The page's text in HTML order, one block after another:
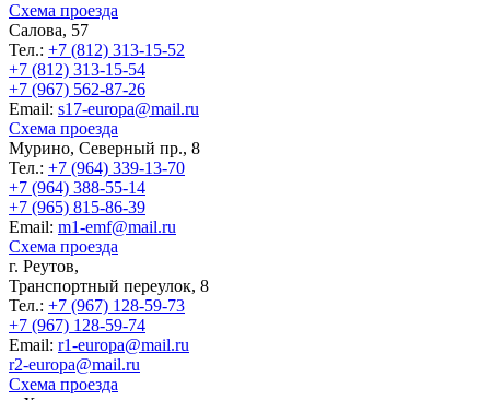
Схема проезда
Салова, 57
Тел.: +7 (812) 313-15-52
+7 (812) 313-15-54
+7 (967) 562-87-26
Еmail: s17-europa@mail.ru
Схема проезда
Мурино, Северный пр., 8
Тел.: +7 (964) 339-13-70
+7 (964) 388-55-14
+7 (965) 815-86-39
Еmail: m1-emf@mail.ru
Схема проезда
г. Реутов,
Транспортный переулок, 8
Тел.: +7 (967) 128-59-73
+7 (967) 128-59-74
Еmail: r1-europa@mail.ru
r2-europa@mail.ru
Схема проезда